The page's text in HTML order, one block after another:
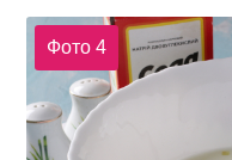
Фото 4